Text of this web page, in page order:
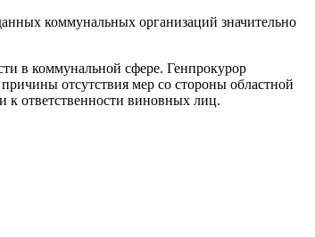
коммунальных организаций значительно
в коммунальной сфере. Генпрокурор
отсутствия мер со стороны областной
к ответственности виновных лиц.